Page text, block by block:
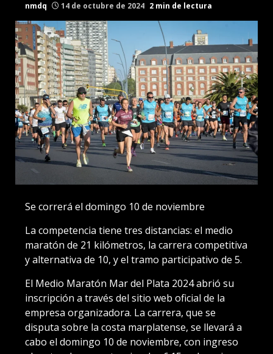
nmdq 14 de octubre de 2024 2 min de lectura
Se correrá el domingo 10 de noviembre
La competencia tiene tres distancias: el medio
maratón de 21 kilómetros, la carrera competitiva
y alternativa de 10, y el tramo participativo de 5.
El Medio Maratón Mar del Plata 2024 abrió su
inscripción a través del sitio web oficial de la
empresa organizadora. La carrera, que se
disputa sobre la costa marplatense, se llevará a
cabo el domingo 10 de noviembre, con ingreso